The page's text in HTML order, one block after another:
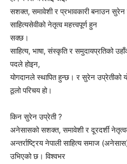
सशक्त, समावेशी र प्रभावकारी बनाउन
साहित्यसेवीको नेतृत्व महत्त्वपूर्ण हुन
सक्छ।
साहित्य, भाषा, संस्कृति र समुदायप्रतिको
पदले होइन,
योगदानले स्थापित हुन्छ। र सुरेन उप्रेतीको
ठूलो परिचय हो।
किन सुरेन उप्रेती ?
अनेसासको सशक्त, समावेशी र दूरदर्शी
अन्तर्राष्ट्रिय नेपाली साहित्य समाज
उभिएको छ। विश्वभर